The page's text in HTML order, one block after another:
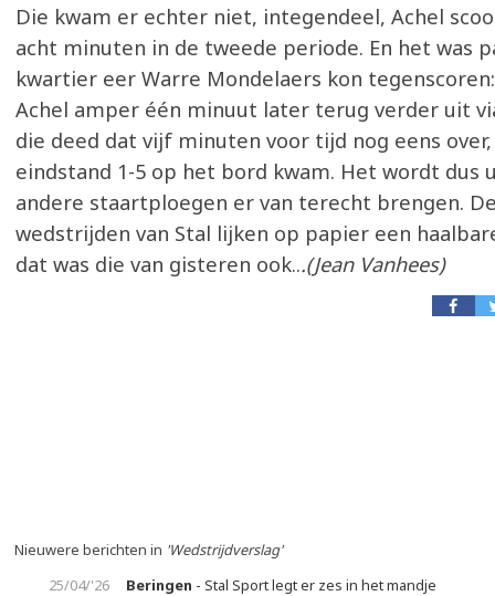
Die kwam er echter niet, integendeel, Achel
acht minuten in de tweede periode. En het was
kwartier eer Warre Mondelaers kon
Achel amper één minuut later terug verder uit
die deed dat vijf minuten voor tijd nog eens
eindstand 1-5 op het bord kwam. Het wordt dus
andere staartploegen er van terecht brengen.
wedstrijden van Stal lijken op papier een
dat was die van gisteren ook...(Jean Vanhees)
Nieuwere berichten in 'Wedstrijdverslag'
25/04/'26
Beringen - Stal Sport legt er zes in het mandje